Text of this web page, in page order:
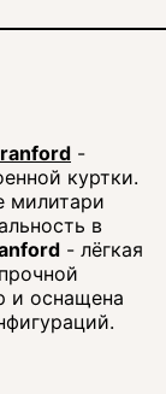
-
куртки.
милитари
в
- лёгкая
и оснащена